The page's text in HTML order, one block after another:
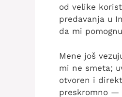
od velike
predavanja u
da mi
Mene još
mi ne smeta;
otvoren i
preskromno —